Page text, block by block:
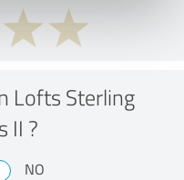
Lofts Sterling
II ?
NO